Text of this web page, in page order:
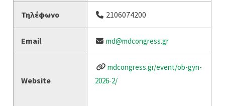
Τηλέφωνο 2106074200
Email md@mdcongress.gr
Website
mdcongress.gr/event/ob-gyn-
2026-2/